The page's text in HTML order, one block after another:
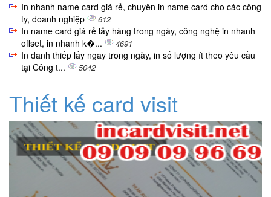
In nhanh name card giá rẻ, chuyên in name card cho các công
ty, doanh nghiệp
612
In name card giá rẻ lấy hàng trong ngày, công nghệ in nhanh
offset, in nhanh k�...
4691
In danh thiếp lấy ngay trong ngày, in số lượng ít theo yêu cầu
tại Công t...
5042
Thiết kế card visit